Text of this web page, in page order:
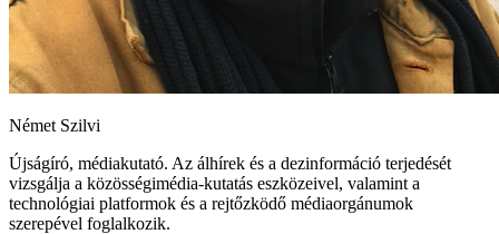
Német Szilvi
Újságíró, médiakutató. Az álhírek és a dezinformáció terjedését
vizsgálja a közösségimédia-kutatás eszközeivel, valamint a
technológiai platformok és a rejtőzködő médiaorgánumok
szerepével foglalkozik.